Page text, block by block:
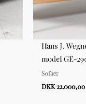
Hans J.
model GE-
Sofaer
DKK 22.000,00